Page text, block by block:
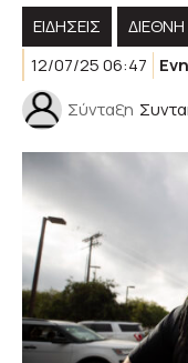
ΕΙΔΗΣΕΙΣ
ΔΙΕΘΝΗ
12/07/25 06:47
Σύνταξη